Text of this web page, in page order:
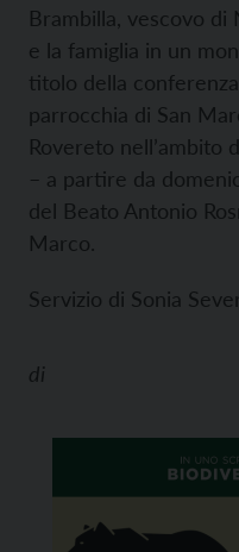
Brambilla, vescovo di
e la famiglia in un
titolo della
parrocchia di San
Rovereto nell’ambito
– a partire da
del Beato Antonio
Marco.
Servizio di Sonia
di